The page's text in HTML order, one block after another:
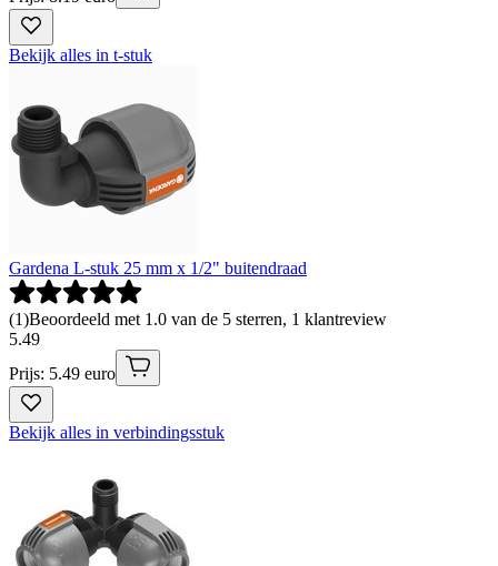
Bekijk alles in t-stuk
Gardena L-stuk 25 mm x 1/2" buitendraad
(1)Beoordeeld met 1.0 van de 5 sterren, 1 klantreview
5.49
Prijs: 5.49 euro
Bekijk alles in verbindingsstuk